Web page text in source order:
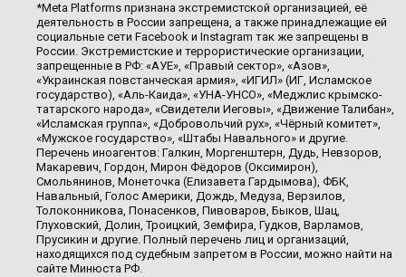
*Meta Platforms признана экстремистской организацией, её
деятельность в России запрещена, а также принадлежащие ей
социальные сети Facebook и Instagram так же запрещены в
России. Экстремистские и террористические организации,
запрещенные в РФ: «АУЕ», «Правый сектор», «Азов»,
«Украинская повстанческая армия», «ИГИЛ» (ИГ, Исламское
государство), «Аль-Каида», «УНА-УНСО», «Меджлис крымско-
татарского народа», «Свидетели Иеговы», «Движение Талибан»,
«Исламская группа», «Добровольчий рух», «Чёрный комитет»,
«Мужское государство», «Штабы Навального» и другие.
Перечень иноагентов: Галкин, Моргенштерн, Дудь, Невзоров,
Макаревич, Гордон, Мирон Фёдоров (Оксимирон),
Смольянинов, Монеточка (Елизавета Гардымова), ФБК,
Навальный, Голос Америки, Дождь, Медуза, Верзилов,
Толоконникова, Понасенков, Пивоваров, Быков, Шац,
Глуховский, Долин, Троицкий, Земфира, Гудков, Варламов,
Прусикин и другие. Полный перечень лиц и организаций,
находящихся под судебным запретом в России, можно найти на
сайте Минюста РФ.